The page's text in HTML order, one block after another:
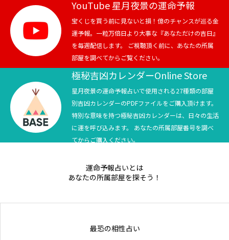
スポーツ
競馬
テニス四大大会・五輪
テニス四大大会・五輪
YouTube 星月夜景の運命予報
宝くじを買う前に見ないと損！億のチャンスが巡る金
運予報。一粒万倍日より大事な『あなただけの吉日』
を毎週配信します。 ご視聴頂く前に、あなたの所属
部屋を調べてからご覧ください。
極秘吉凶カレンダーOnline Store
星月夜景の運命予報占いで使用される27種類の部屋
別吉凶カレンダーのPDFファイルをご購入頂けます。
特別な意味を持つ極秘吉凶カレンダーは、日々の生活
に運を呼び込みます。 あなたの所属部屋番号を調べ
てからご購入ください。
運命予報占いとは
あなたの所属部屋を探そう！
最恐の相性占い